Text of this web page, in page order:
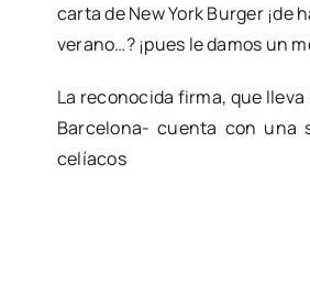
carta de New York Burger
verano…? ¡pues le damos un
La reconocida firma, que
Barcelona- cuenta con una
celíacos